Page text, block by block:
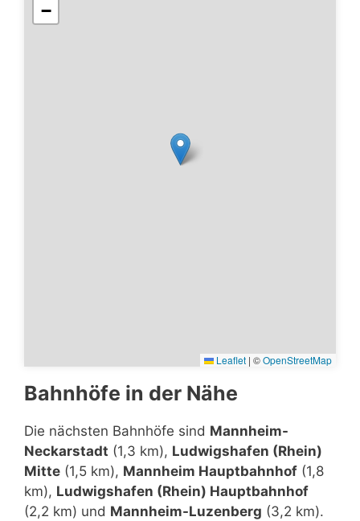
−
Leaflet | ©OpenStreetMap
Bahnhöfe in der Nähe
Die nächsten Bahnhöfe sind Mannheim-
Neckarstadt (1,3 km), Ludwigshafen (Rhein)
Mitte (1,5 km), Mannheim Hauptbahnhof (1,8
km), Ludwigshafen (Rhein) Hauptbahnhof
(2,2 km) und Mannheim-Luzenberg (3,2 km).